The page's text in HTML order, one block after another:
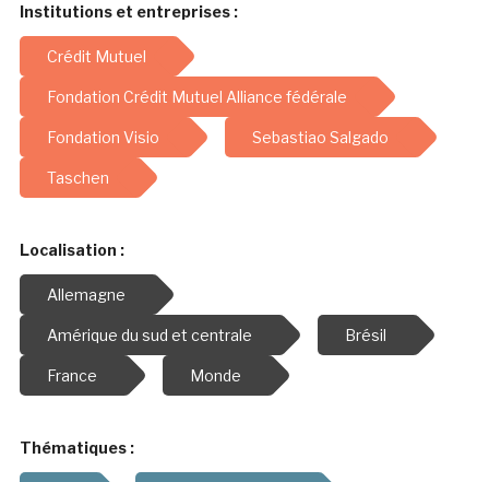
Institutions et entreprises :
Crédit Mutuel
Fondation Crédit Mutuel Alliance fédérale
Fondation Visio Sebastiao Salgado
Taschen
Localisation :
Allemagne
Amérique du sud et centrale Brésil
France Monde
Thématiques :